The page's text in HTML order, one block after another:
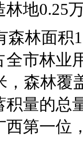
林地0.25
森林面积
全市林业
，森林覆
积量的总
西第一位